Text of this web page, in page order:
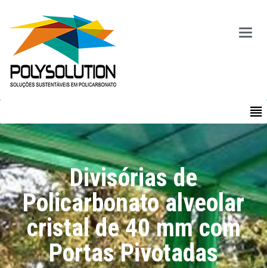
Main
Divisórias de
Policarbonato alveolar
cristal de 40 mm com
Portas Pivotadas